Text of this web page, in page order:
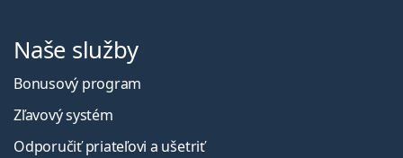
Naše služby
Bonusový program
Zľavový systém
Odporučiť priateľovi a ušetriť